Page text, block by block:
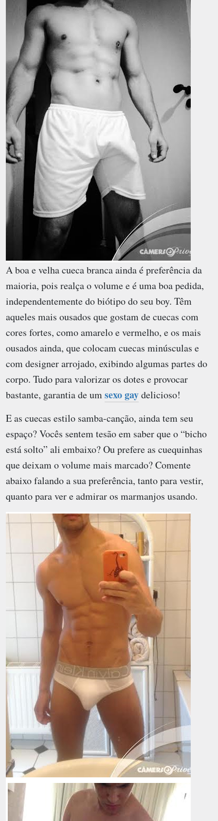
A boa e velha cueca branca ainda é preferência da
maioria, pois realça o volume e é uma boa pedida,
independentemente do biótipo do seu boy. Têm
aqueles mais ousados que gostam de cuecas com
cores fortes, como amarelo e vermelho, e os mais
ousados ainda, que colocam cuecas minúsculas e
com designer arrojado, exibindo algumas partes do
corpo. Tudo para valorizar os dotes e provocar
bastante, garantia de umsexo gaydelicioso!
E as cuecas estilo samba-canção, ainda tem seu
espaço? Vocês sentem tesão em saber que o “bicho
está solto” ali embaixo? Ou prefere as cuequinhas
que deixam o volume mais marcado? Comente
abaixo falando a sua preferência, tanto para vestir,
quanto para ver e admirar os marmanjos usando.